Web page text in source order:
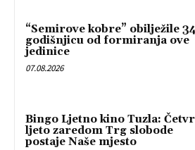
“Semirove kobre” obilježile
godišnjicu od formiranja ove
jedinice
07.08.2026
Bingo Ljetno kino Tuzla:
ljeto zaredom Trg slobode
postaje Naše mjesto